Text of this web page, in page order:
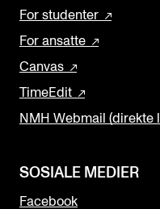
For studenter
For ansatte
Canvas
TimeEdit
NMH Webmail (direkte
SOSIALE MEDIER
Facebook